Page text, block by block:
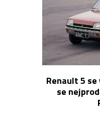
Renault 5
se